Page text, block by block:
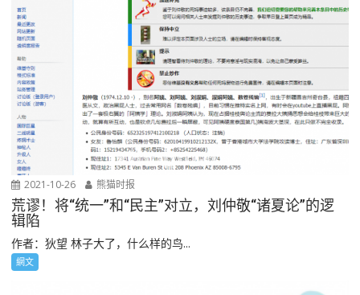
2021-10-26 熊猫时报
荒谬！将“统一”和“民主”对立，刘仲敬“诸夏论”的逻
辑陷
作者：狄望 林子大了，什么样的鸟...
網文